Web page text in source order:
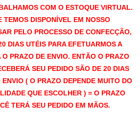
COM O ESTOQUE VIRTUAL.
TEMOS DISPONÍVEL EM NOSSO
PELO PROCESSO DE CONFECÇÃO,
DIAS UTÉIS PARA EFETUARMOS A
PRAZO DE ENVIO. ENTÃO O PRAZO
SEU PEDIDO SÃO DE 20 DIAS
( O PRAZO DEPENDE MUITO DO
QUE ESCOLHER ) = O PRAZO
TERÁ SEU PEDIDO EM MÃOS.